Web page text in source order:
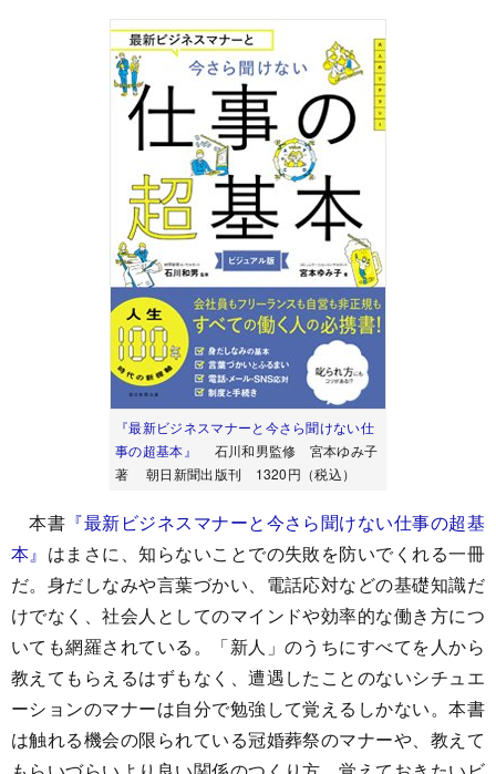
『最新ビジネスマナーと今さら聞けない仕
事の超基本』
石川和男監修 宮本ゆみ子
著 朝日新聞出版刊 1320円（税込）
本書 『最新ビジネスマナーと今さら聞けない仕事の超基
本』 はまさに、知らないことでの失敗を防いでくれる一冊
だ。身だしなみや言葉づかい、電話応対などの基礎知識だ
けでなく、社会人としてのマインドや効率的な働き方につ
いても網羅されている。「新人」のうちにすべてを人から
教えてもらえるはずもなく、遭遇したことのないシチュエ
ーションのマナーは自分で勉強して覚えるしかない。本書
は触れる機会の限られている冠婚葬祭のマナーや、教えて